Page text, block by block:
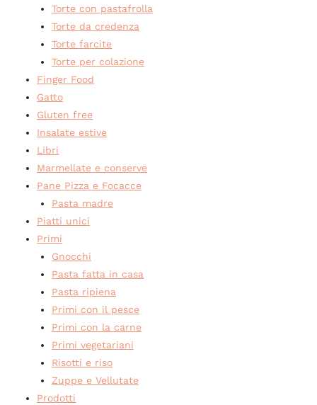
Torte con pastafrolla
Torte da credenza
Torte farcite
Torte per colazione
Finger Food
Gatto
Gluten free
Insalate estive
Libri
Marmellate e conserve
Pane Pizza e Focacce
Pasta madre
Piatti unici
Primi
Gnocchi
Pasta fatta in casa
Pasta ripiena
Primi con il pesce
Primi con la carne
Primi vegetariani
Risotti e riso
Zuppe e Vellutate
Prodotti